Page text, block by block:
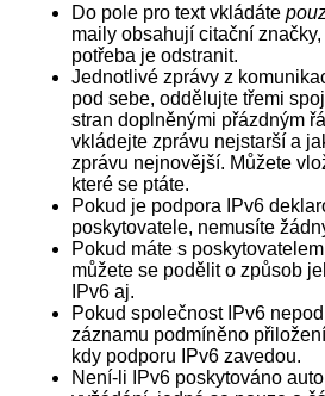
Do pole pro text vkládáte
maily obsahují citační
potřeba je odstranit.
Jednotlivé zprávy z
pod sebe, oddělujte třemi
stran doplněnými přázdným
vkládejte zprávu nejstarší a
zprávu nejnovější. Můžete
které se ptáte.
Pokud je podpora IPv6
poskytovatele, nemusíte
Pokud máte s
můžete se podělit o způsob
IPv6 aj.
Pokud společnost IPv6
záznamu podmíněno
kdy podporu IPv6 zavedou.
Není-li IPv6 poskytováno